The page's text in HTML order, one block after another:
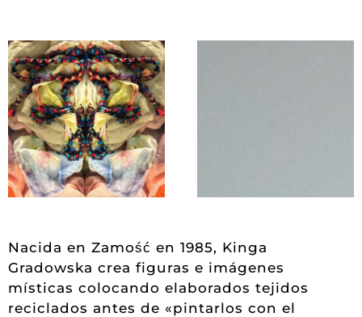
Nacida en Zamość en 1985, Kinga
Gradowska crea figuras e imágenes
místicas colocando elaborados tejidos
reciclados antes de «pintarlos con el